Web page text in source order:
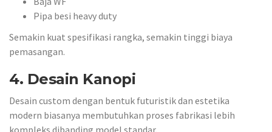
Pipa besi heavy duty
Semakin kuat spesifikasi rangka, semakin tinggi biaya
pemasangan.
4. Desain Kanopi
Desain custom dengan bentuk futuristik dan estetika
modern biasanya membutuhkan proses fabrikasi lebih